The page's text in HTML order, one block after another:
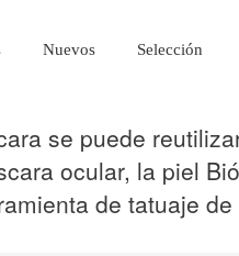
Nuevos Selección
se puede
ocular, la piel
de tatuaje